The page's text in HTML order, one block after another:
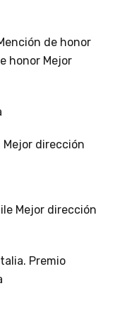
de honor
honor Mejor
Mejor dirección
Mejor dirección
Premio